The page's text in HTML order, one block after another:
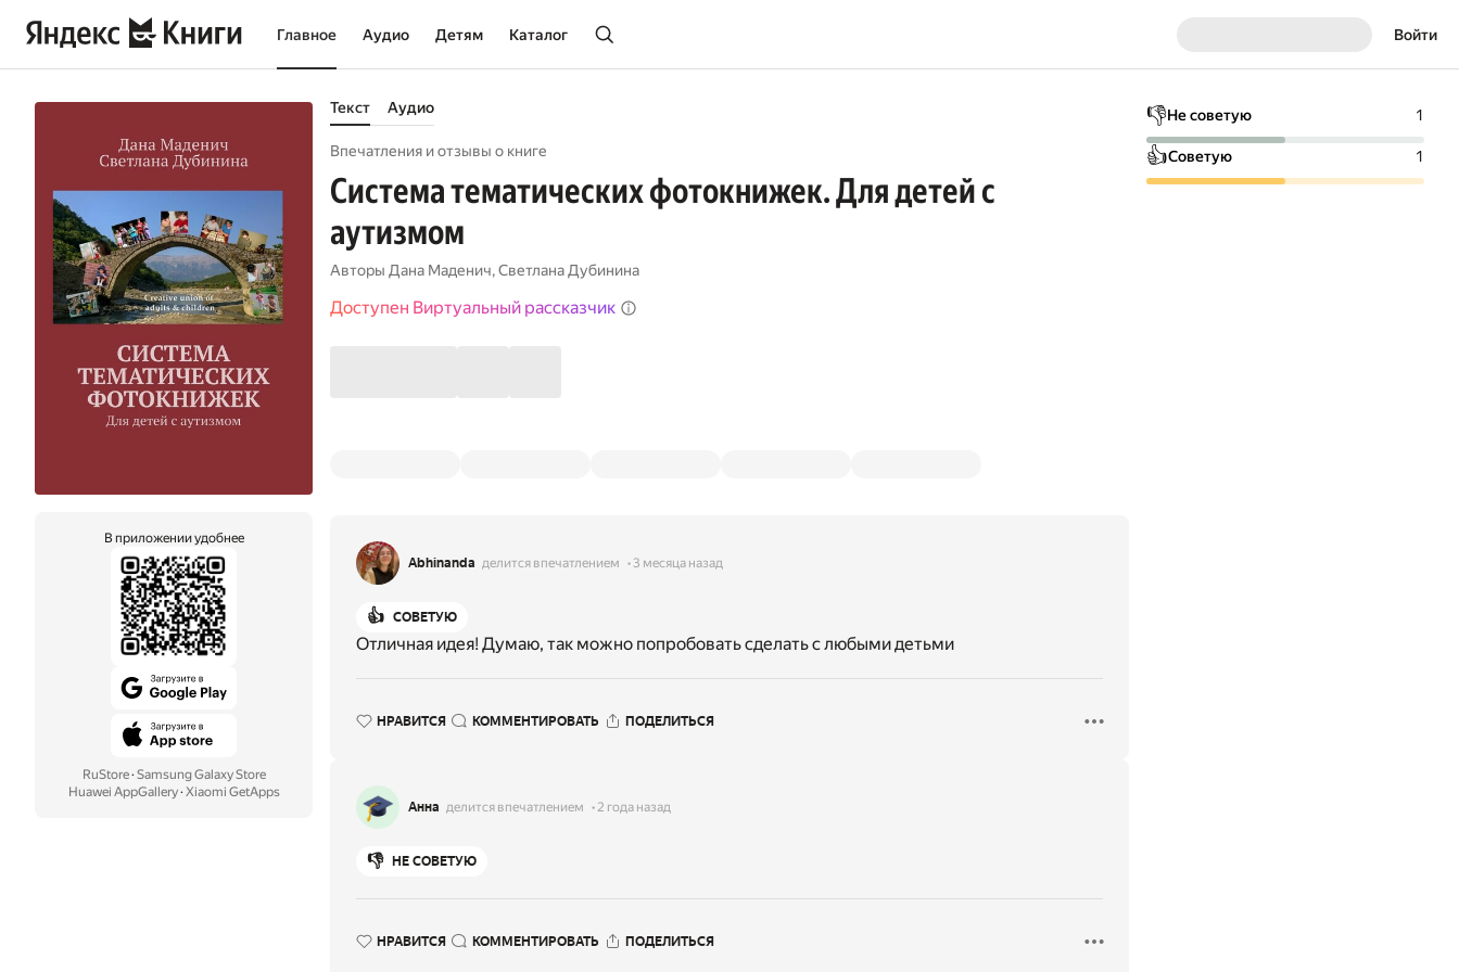
Главное Аудио Детям Каталог Войти
В приложении удобнее
RuStore· Samsung Galaxy Store
Huawei AppGallery· Xiaomi GetApps
Текст Аудио
Впечатления и отзывы о книге
Система тематических фотокнижек. Для детей с
аутизмом
Авторы Дана Маденич,Светлана Дубинина
Доступен Виртуальный рассказчик
Abhinanda делится впечатлением 3 месяца назад
👍 СОВЕТУЮ
Отличная идея! Думаю, так можно попробовать сделать с любыми детьми
НРАВИТСЯ КОММЕНТИРОВАТЬ ПОДЕЛИТЬСЯ
Анна делится впечатлением 2 года назад
👎 НЕ СОВЕТУЮ
НРАВИТСЯ КОММЕНТИРОВАТЬ ПОДЕЛИТЬСЯ
👎Не советую 1
👍Советую 1